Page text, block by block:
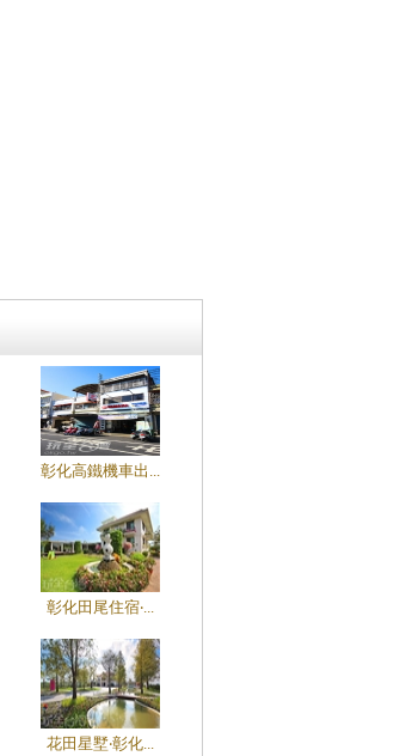
彰化高鐵機車出...
彰化田尾住宿‧...
花田星墅‧彰化...